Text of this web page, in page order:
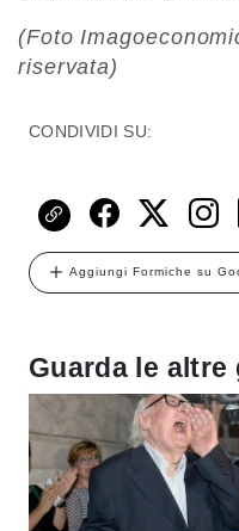
(Foto
riservata)
CONDIVIDI SU:
Aggiungi Formiche su
Guarda le